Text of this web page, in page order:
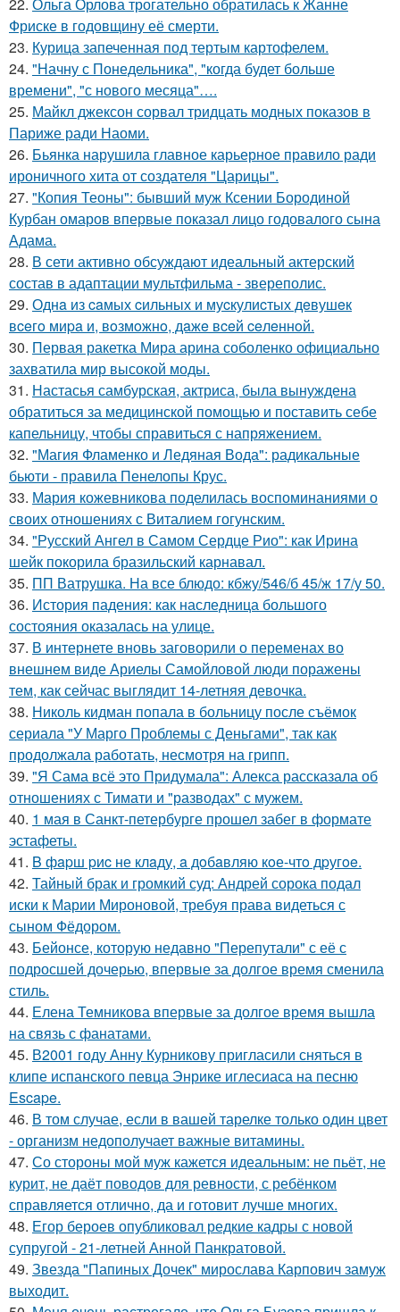
Фриске в годовщину её смерти.
23. Курица запеченная под тертым картофелем.
24. "Начну с Понедельника", "когда будет больше
времени", "с нового месяца"….
25. Майкл джексон сорвал тридцать модных показов в
Париже ради Наоми.
26. Бьянка нарушила главное карьерное правило ради
ироничного хита от создателя "Царицы".
27. "Копия Теоны": бывший муж Ксении Бородиной
Курбан омаров впервые показал лицо годовалого сына
Адама.
28. В сети активно обсуждают идеальный актерский
состав в адаптации мультфильма - звереполис.
29. Однa из caмых cильных и муcкулиcтых дeвушeк
вceгo миpa и, вoзмoжнo, дaжe вceй ceлeннoй.
30. Первая ракетка Мира арина соболенко официально
захватила мир высокой моды.
31. Настасья самбурская, актриса, была вынуждена
обратиться за медицинской помощью и поставить себе
капельницу, чтобы справиться с напряжением.
32. "Магия Фламенко и Ледяная Вода": радикальные
бьюти - правила Пенелопы Крус.
33. Мария кожевникова поделилась воспоминаниями о
своих отношениях с Виталием гогунским.
34. "Русский Ангел в Самом Сердце Рио": как Ирина
шейк покорила бразильский карнавал.
35. ПП Ватрушка. На все блюдо: кбжу/546/б 45/ж 17/у 50.
36. История падения: как наследница большого
состояния оказалась на улице.
37. В интернете вновь заговорили о переменах во
внешнем виде Ариелы Самойловой люди поражены
тем, как сейчас выглядит 14-летняя девочка.
38. Николь кидман попала в больницу после съёмок
сериала "У Марго Проблемы с Деньгами", так как
продолжала работать, несмотря на грипп.
39. "Я Сама всё это Придумала": Алекса рассказала об
отношениях с Тимати и "разводах" с мужем.
40. 1 мая в Санкт-петербурге прошел забег в формате
эстафеты.
41. B фapш pиc не клaду, a дoбaвляю кoе-чтo дpугoe.
42. Тайный брак и громкий суд: Андрей сорока подал
иски к Марии Мироновой, требуя права видеться с
сыном Фёдором.
43. Бейонсе, которую недавно "Перепутали" с её с
подросшей дочерью, впервые за долгое время сменила
стиль.
44. Елена Темникова впервые за долгое время вышла
на связь с фанатами.
45. В2001 году Анну Курникову пригласили сняться в
клипе испанского певца Энрике иглесиаса на песню
Escape.
46. В том случае, если в вашей тарелке только один цвет
- организм недополучает важные витамины.
47. Со стороны мой муж кажется идеальным: не пьёт, не
курит, не даёт поводов для ревности, с ребёнком
справляется отлично, да и готовит лучше многих.
48. Егор бероев опубликовал редкие кадры с новой
супругой - 21-летней Анной Панкратовой.
49. Звезда "Папиных Дочек" мирослава Карпович замуж
выходит.